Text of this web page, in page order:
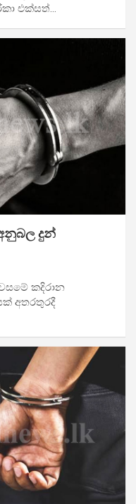
එක්සත්…
දුන්
කදිරාන
අතරතුරදී